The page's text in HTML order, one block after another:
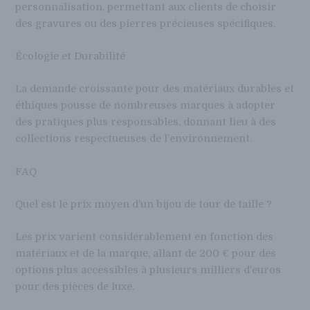
personnalisation, permettant aux clients de choisir
des gravures ou des pierres précieuses spécifiques.
Écologie et Durabilité
La demande croissante pour des matériaux durables et
éthiques pousse de nombreuses marques à adopter
des pratiques plus responsables, donnant lieu à des
collections respectueuses de l’environnement.
FAQ
Quel est le prix moyen d’un bijou de tour de taille ?
Les prix varient considérablement en fonction des
matériaux et de la marque, allant de 200 € pour des
options plus accessibles à plusieurs milliers d’euros
pour des pièces de luxe.